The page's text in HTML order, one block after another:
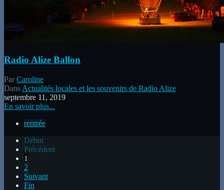
Radio Alize Ballon
Par Caroline
Dans Actualités locales et les souvenirs de Radio Alize
septembre 11, 2019
En savoir plus...
rentrée
Début
Précédent
1
2
Suivant
Fin